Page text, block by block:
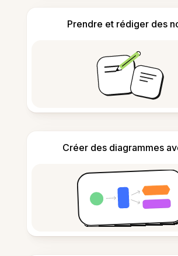
Prendre et rédiger des
Créer des diagrammes